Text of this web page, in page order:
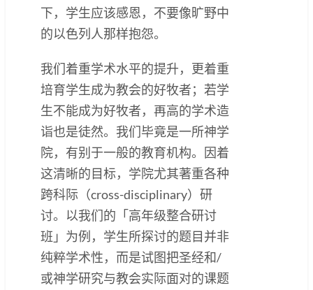
下，学生应该感恩，不要像旷野中
的以色列人那样抱怨。
我们着重学术水平的提升，更着重
培育学生成为教会的好牧者；若学
生不能成为好牧者，再高的学术造
诣也是徒然。我们毕竟是一所神学
院，有别于一般的教育机构。因着
这清晰的目标，学院尤其著重各种
跨科际（cross-disciplinary）研
讨。以我们的「高年级整合研讨
班」为例，学生所探讨的题目并非
纯粹学术性，而是试图把圣经和/
或神学研究与教会实际面对的课题